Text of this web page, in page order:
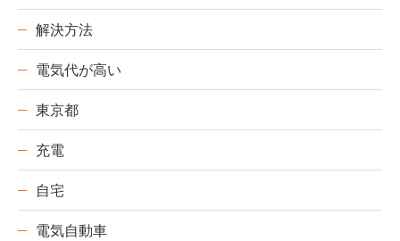
解決方法
電気代が高い
東京都
充電
自宅
電気自動車